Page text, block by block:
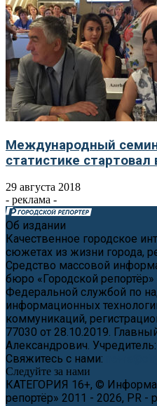
Международный
статистике стартовал
29 августа 2018
- реклама -
Об издании
Качественное городское
сюжетах из жизни города,
Средство массовой
бюро «Городской репортёр»
Федеральной службой по
информационных
коммуникаций,
77030 от 28.10.2019.
Александрович.
Свяжитесь с нами:
Следуйте за нами
КАТЕГОРИЯ 16+, ©
репортёр» 2011 - 2026, PR -